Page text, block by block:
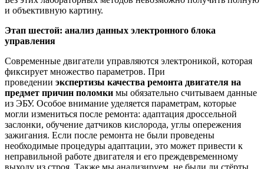
и объективную картину.
Этап шестой: анализ данных электронного блока
управления
Современные двигатели управляются электроникой, которая
фиксирует множество параметров. При
проведении экспертизы качества ремонта двигателя на
предмет причин поломки мы обязательно считываем данные
из ЭБУ. Особое внимание уделяется параметрам, которые
могли измениться после ремонта: адаптация дроссельной
заслонки, обучение датчиков кислорода, углы опережения
зажигания. Если после ремонта не были проведены
необходимые процедуры адаптации, это может привести к
неправильной работе двигателя и его преждевременному
выходу из строя. Также мы анализируем, не были ли стёрты